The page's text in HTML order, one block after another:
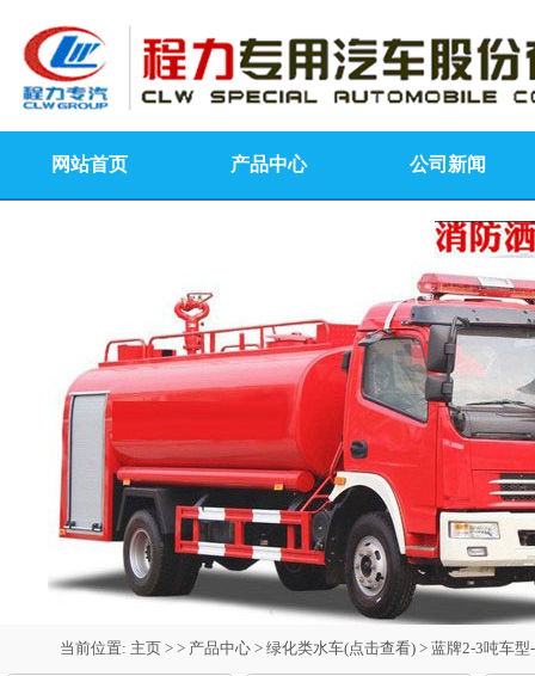
网站首页 产品中心 公司新闻
当前位置: 主页 > > 产品中心 > 绿化类水车(点击查看) > 蓝牌2-3吨车型